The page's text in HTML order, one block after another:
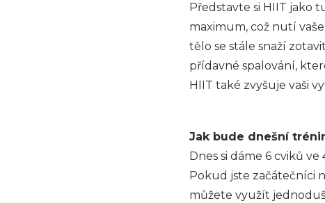
Představte si HIIT jako
maximum, což nutí
tělo se stále snaží
přídavné spalování,
HIIT také zvyšuje vaši
Jak bude dnešní
Dnes si dáme 6 cviků
Pokud jste začátečníci
můžete využít